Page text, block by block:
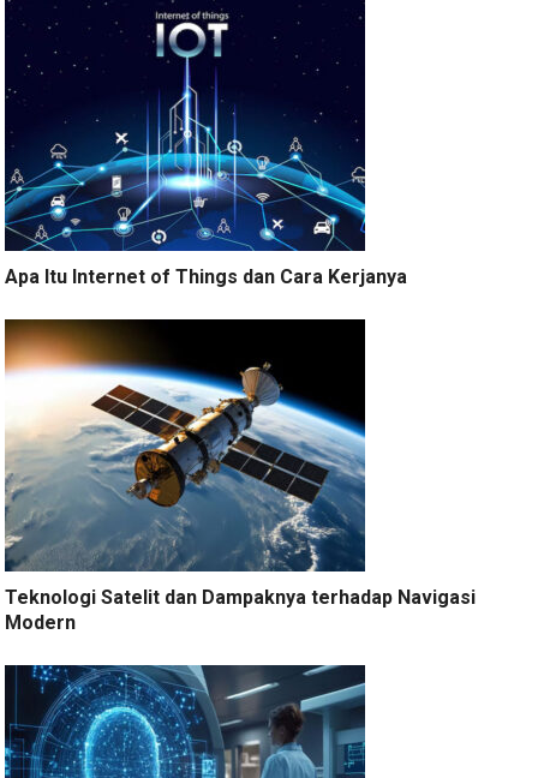
Apa Itu Internet of Things dan Cara Kerjanya
Teknologi Satelit dan Dampaknya terhadap Navigasi
Modern